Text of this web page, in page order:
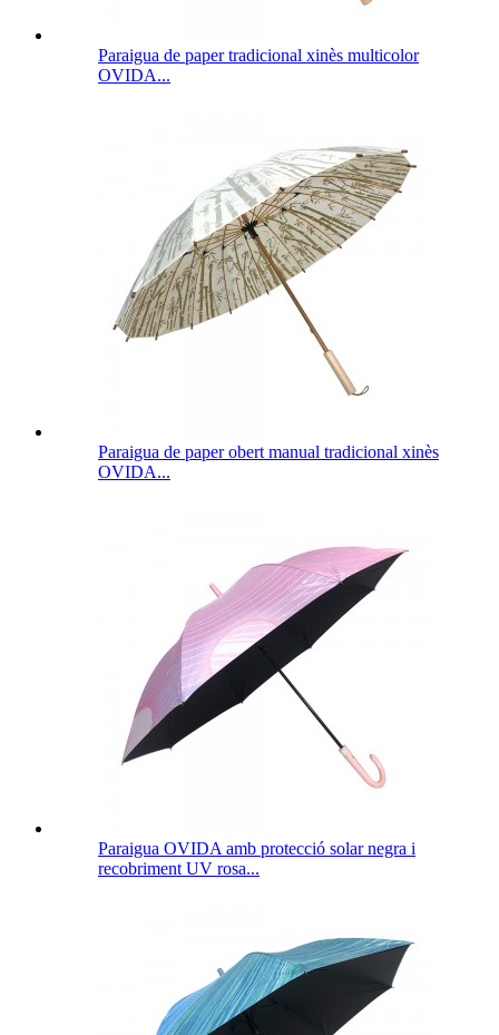
Paraigua de paper tradicional xinès multicolor
OVIDA...
Paraigua de paper obert manual tradicional xinès
OVIDA...
Paraigua OVIDA amb protecció solar negra i
recobriment UV rosa...